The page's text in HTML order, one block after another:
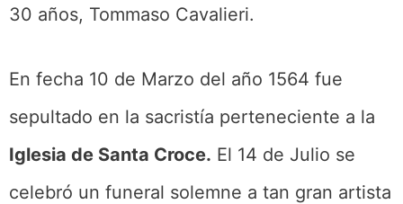
30 años, Tommaso Cavalieri.
En fecha 10 de Marzo del año 1564 fue
sepultado en la sacristía perteneciente a la
Iglesia de Santa Croce. El 14 de Julio se
celebró un funeral solemne a tan gran artista